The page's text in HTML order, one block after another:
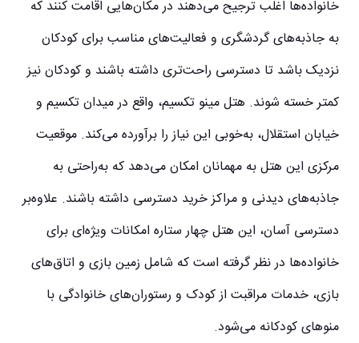
خانواده‌ها اغلب ترجیح می‌دهند در مکان‌هایی اقامت کنند که
به جاذبه‌های گردشگری و فعالیت‌های مناسب برای کودکان
نزدیک باشد تا دسترسی راحت‌تری داشته باشند و کودکان نیز
کمتر خسته شوند. هتل مینو تکسیم، واقع در میدان تکسیم و
خیابان استقلال، به‌خوبی این نیاز را برآورده می‌کند. موقعیت
مرکزی این هتل به مهمانان امکان می‌دهد که به‌راحتی به
جاذبه‌های دیدنی و مراکز خرید دسترسی داشته باشند. علاوه‌بر
دسترسی آسان، این هتل چهار ستاره امکانات ویژه‌ای برای
خانواده‌ها در نظر گرفته است که شامل زمین بازی و اتاق‌های
بازی، خدمات مراقبت از کودک و رستوران‌های خانوادگی با
منوهای کودکانه می‌شود.